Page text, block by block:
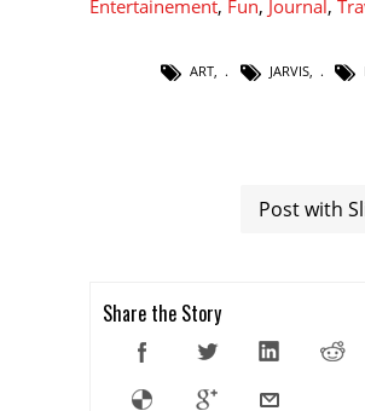
Entertainement, Fun, Journal ,
ART, JARVIS,
Post with
Share the Story